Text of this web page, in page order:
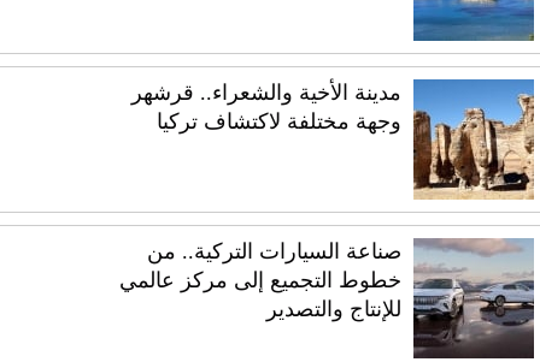
مدينة الأخية والشعراء.. قرشهر
وجهة مختلفة لاكتشاف تركيا
صناعة السيارات التركية.. من
خطوط التجميع إلى مركز عالمي
للإنتاج والتصدير